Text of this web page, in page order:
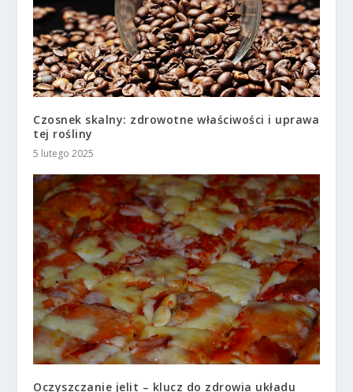
Czosnek skalny: zdrowotne właściwości i uprawa
tej rośliny
5 lutego 2025
Oczyszczanie jelit – klucz do zdrowia układu